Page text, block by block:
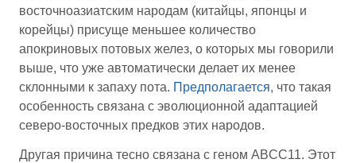
восточноазиатским народам (китайцы, японцы и
корейцы) присуще меньшее количество
апокриновых потовых желез, о которых мы говорили
выше, что уже автоматически делает их менее
склонными к запаху пота. Предполагается, что такая
особенность связана с эволюционной адаптацией
северо-восточных предков этих народов.
Другая причина тесно связана с геном ABCC11. Этот